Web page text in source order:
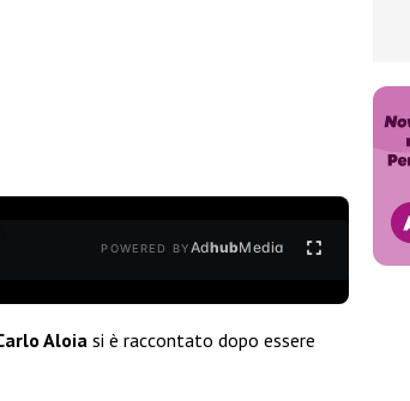
POWERED BYAdhubMedia
Aloia si è raccontato dopo essere